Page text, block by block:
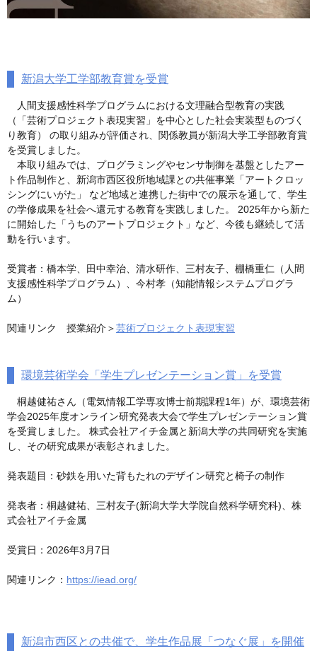
新潟大学工学部教育賞を受賞
人間支援感性科学プログラムにおける文理融合型教育の実践
（「芸術プロジェクト表現実習」を中心とした社会実装型ものづく
り教育） の取り組みが評価され、関係教員が新潟大学工学部教育賞
を受賞しました。
本取り組みでは、プログラミングやセンサ制御を基盤としたアー
ト作品制作と、新潟市西区役所地域課との共催事業「アートクロッ
シングにいがた」 など地域と連携した街中での展示を通して、学生
の学修成果を社会へ還元する教育を実践しました。 2025年から新た
に開始した「うちのアートプロジェクト」など、今後も継続して活
動を行います。
受賞者：橋本学、田中幸治、清水研作、三村友子、棚橋重仁（人間
支援感性科学プログラム）、今村孝（知能情報システムプログラ
ム）
関連リンク 授業紹介＞芸術プロジェクト表現実習
環境芸術学会「学生プレゼンテーション賞」を受賞
桐越健祐さん（電気情報工学専攻博士前期課程1年）が、環境芸術
学会2025年度オンライン研究発表大会で学生プレゼンテーション賞
を受賞しました。 株式会社アイチ金属と新潟大学の共同研究を実施
し、その研究成果が表彰されました。
発表題目：砂鉄を用いた背もたれのデザイン研究と椅子の制作
発表者：桐越健祐、三村友子(新潟大学大学院自然科学研究科)、株
式会社アイチ金属
受賞日：2026年3月7日
関連リンク： https://iead.org/
新潟市西区との共催で、学生作品展「つなぐ展」を開催